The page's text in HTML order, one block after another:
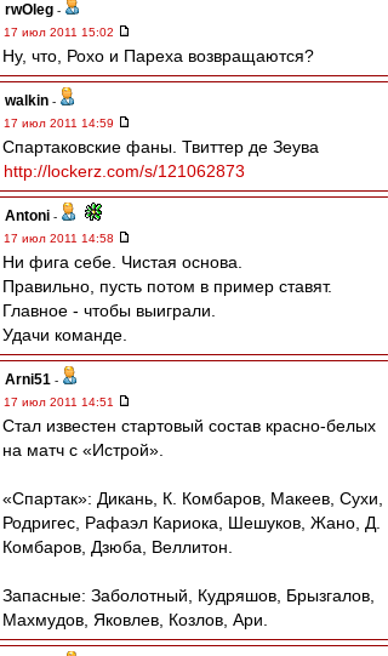
rwOleg -
17 июл 2011 15:02
Ну, что, Рохо и Пареха возвращаются?
walkin -
17 июл 2011 14:59
Спартаковские фаны. Твиттер де Зеува
http://lockerz.com/s/121062873
Antoni -
17 июл 2011 14:58
Ни фига себе. Чистая основа.
Правильно, пусть потом в пример ставят.
Главное - чтобы выиграли.
Удачи команде.
Arni51 -
17 июл 2011 14:51
Стал известен стартовый состав красно-белых
на матч с «Истрой».
«Спартак»: Дикань, К. Комбаров, Макеев, Сухи,
Родригес, Рафаэл Кариока, Шешуков, Жано, Д.
Комбаров, Дзюба, Веллитон.
Запасные: Заболотный, Кудряшов, Брызгалов,
Махмудов, Яковлев, Козлов, Ари.